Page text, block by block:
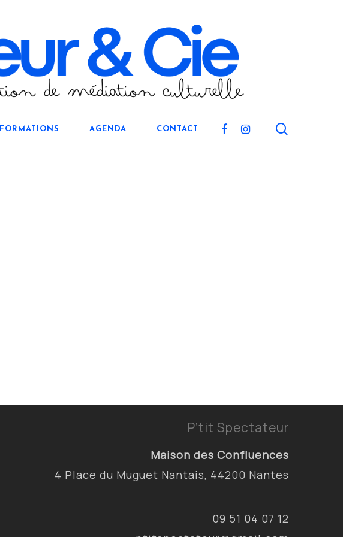
FORMATIONS AGENDA CONTACT FACEBOOKINSTAGRAM
P’tit Spectateur
Maison des Confluences
4 Place du Muguet Nantais, 44200 Nantes
09 51 04 07 12